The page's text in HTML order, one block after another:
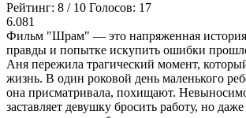
Рейтинг: 8 / 10 Голосов: 17
6.081
Фильм "Шрам" — это напряженная история
правды и попытке искупить ошибки
Аня пережила трагический момент,
жизнь. В один роковой день маленького
она присматривала, похищают.
заставляет девушку бросить работу, но даже